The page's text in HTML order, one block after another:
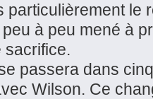
particulièrement le
à peu mené à
sacrifice.
passera dans
Wilson. Ce